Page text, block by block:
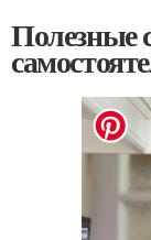
Полезные